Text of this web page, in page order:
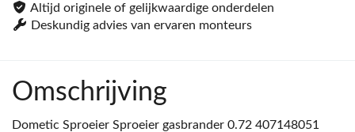
Altijd originele of gelijkwaardige onderdelen
Deskundig advies van ervaren monteurs
Omschrijving
Dometic Sproeier Sproeier gasbrander 0.72 407148051